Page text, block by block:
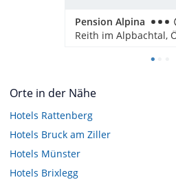
Pension Alpina
Reith im Alpbachtal,
Orte in der Nähe
Hotels Rattenberg
Hotels Bruck am Ziller
Hotels Münster
Hotels Brixlegg